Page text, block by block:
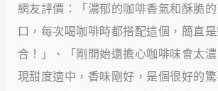
網友評價：「濃郁的咖啡香氣和酥脆
口，每次喝咖啡時都搭配這個，簡直
合！」、「剛開始還擔心咖啡味會太
現甜度適中，香味剛好，是個很好的